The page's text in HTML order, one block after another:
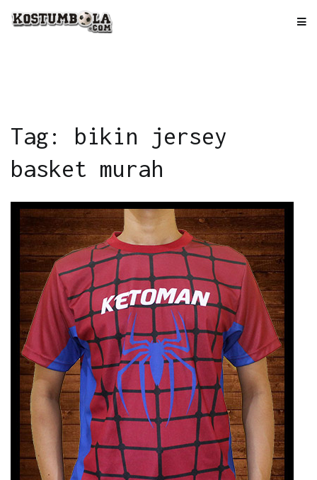
Tag: bikin jersey
basket murah